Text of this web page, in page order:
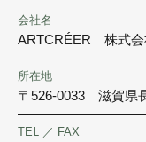
会社名
ARTCRÉER 株式会
所在地
〒526-0033 滋賀県
TEL ／ FAX